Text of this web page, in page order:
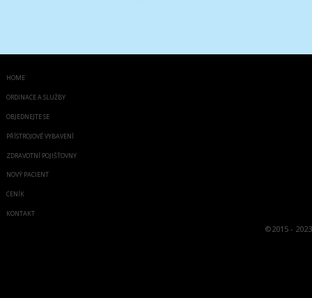
HOME
ORDINACE A SLUŽBY
OBJEDNEJTE SE
PŘÍSTROJOVÉ VYBAVENÍ
ZDRAVOTNÍ POJIŠŤOVNY
NOVÝ PACIENT
CENÍK
KONTAKT
©2015 - 2023